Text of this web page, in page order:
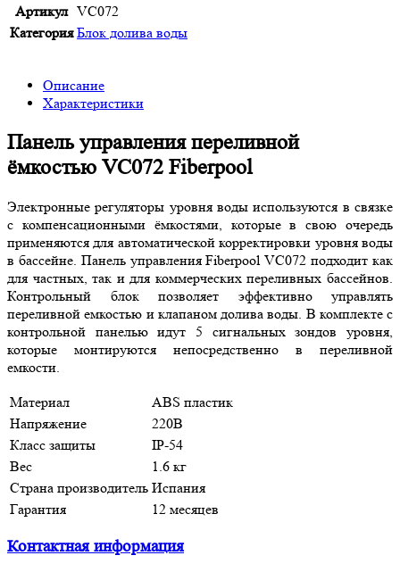
Артикул VC072
Категория Блок долива воды
Описание
Характеристики
Панель управления переливной
ёмкостью VC072 Fiberpool
Электронные регуляторы уровня воды используются в связке
с компенсационными ёмкостями, которые в свою очередь
применяются для автоматической корректировки уровня воды
в бассейне. Панель управления Fiberpool VC072 подходит как
для частных, так и для коммерческих переливных бассейнов.
Контрольный блок позволяет эффективно управлять
переливной емкостью и клапаном долива воды. В комплекте с
контрольной панелью идут 5 сигнальных зондов уровня,
которые монтируются непосредственно в переливной
емкости.
Материал
ABS пластик
Напряжение
220В
Класс защиты
IP-54
Вес
1.6 кг
Страна производитель Испания
Гарантия
12 месяцев
Контактная информация